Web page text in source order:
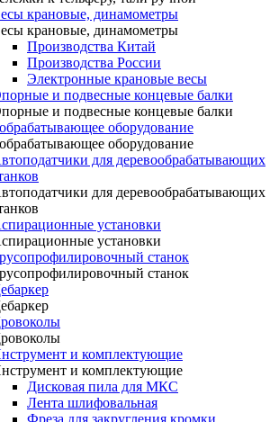
крановые, динамометры
крановые, динамометры
Производства Китай
Производства России
Электронные крановые весы
и подвесные концевые балки
и подвесные концевые балки
оборудование
оборудование
для деревообрабатывающих
для деревообрабатывающих
установки
установки
станок
станок
и комплектующие
и комплектующие
Дисковая пила для МКС
Лента шлифовальная
Фреза для закругления кромки